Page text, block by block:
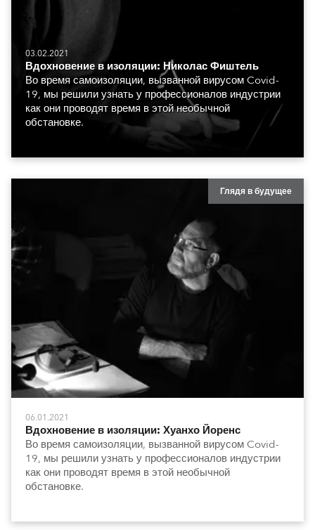
03.02.2021
Вдохновение в изоляции: Николас Фиштель
Во время самоизоляции, вызванной вирусом Covid-
19, мы решили узнать у профессионалов индустрии
как они проводят время в этой необычной
обстановке.
Глядя в будущее
06.01.2021
Вдохновение в изоляции: Хуанхо Йоренс
Во время самоизоляции, вызванной вирусом Covid-
19, мы решили узнать у профессионалов индустрии
как они проводят время в этой необычной
обстановке.